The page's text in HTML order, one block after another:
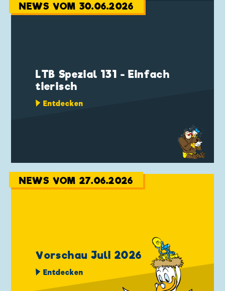
NEWS VOM 30.06.2026
LTB Spezial 131 - Einfach
tierisch
Entdecken
NEWS VOM 27.06.2026
Vorschau Juli 2026
Entdecken